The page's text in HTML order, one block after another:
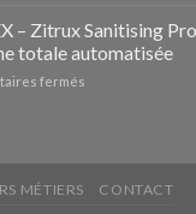
vitrines
–
Le
nouveau
Rational
– Zitrux Sanitising
totale automatisée
fermés
Sanitising
Process
MÉTIERS CONTACT